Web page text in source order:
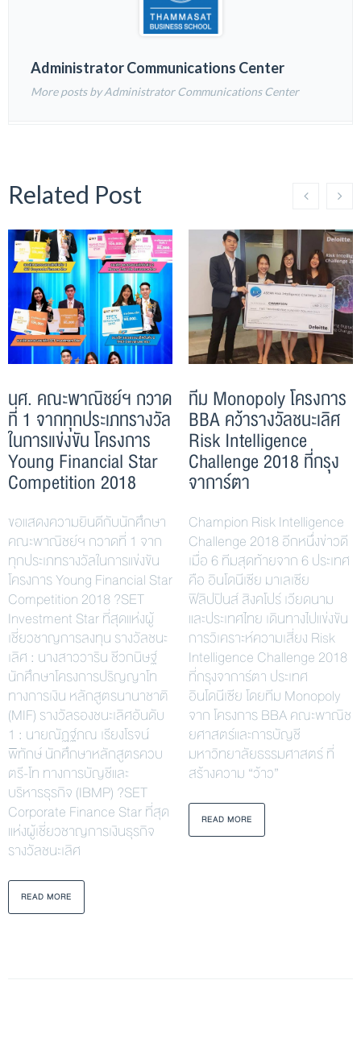
Administrator Communications Center
More posts by Administrator Communications Center
Related Post
นศ. คณะพาณิชย์ฯ กวาด
ที่ 1 จากทุกประเภทรางวัล
ในการแข่งขัน โครงการ
Young Financial Star
Competition 2018
ขอแสดงความยินดีกับนักศึกษา
คณะพาณิชย์ฯ กวาดที่ 1 จาก
ทุกประเภทรางวัลในการแข่งขัน
โครงการ Young Financial Star
Competition 2018 ?SET
Investment Star ที่สุดแห่งผู้
เชี่ยวชาญการลงทุน รางวัลชนะ
เลิศ : นางสาววาริน ชีวกนิษฐ์
นักศึกษาโครงการปริญญาโท
ทางการเงิน หลักสูตรนานาชาติ
(MIF) รางวัลรองชนะเลิศอันดับ
1 : นายณัฏฐ์ภณ เรียงโรจน์
พิทักษ์ นักศึกษาหลักสูตรควบ
ตรี-โท ทางการบัญชีและ
บริหารธุรกิจ (IBMP) ?SET
Corporate Finance Star ที่สุด
แห่งผู้เชี่ยวชาญการเงินธุรกิจ
รางวัลชนะเลิศ
READ MORE
ทีม Monopoly โครงการ
BBA คว้ารางวัลชนะเลิศ
Risk Intelligence
Challenge 2018 ที่กรุง
จาการ์ตา
Champion Risk Intelligence
Challenge 2018 อีกหนึ่งข่าวดี
เมื่อ 6 ทีมสุดท้ายจาก 6 ประเทศ
คือ อินโดนีเซีย มาเลเซีย
ฟิลิปปินส์ สิงคโปร์ เวียดนาม
และประเทศไทย เดินทางไปแข่งขัน
การวิเคราะห์ความเสี่ยง Risk
Intelligence Challenge 2018
ที่กรุงจาการ์ตา ประเทศ
อินโดนีเซีย โดยทีม Monopoly
จาก โครงการ BBA คณะพาณิช
ยศาสตร์และการบัญชี
มหาวิทยาลัยธรรมศาสตร์ ที่
สร้างความ “ว้าว”
READ MORE